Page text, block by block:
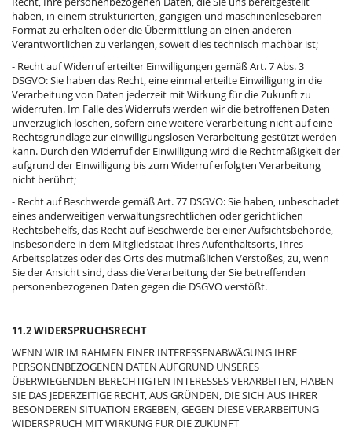
haben, in einem strukturierten, gängigen und maschinenlesebaren
Format zu erhalten oder die Übermittlung an einen anderen
Verantwortlichen zu verlangen, soweit dies technisch machbar ist;
- Recht auf Widerruf erteilter Einwilligungen gemäß Art. 7 Abs. 3
DSGVO: Sie haben das Recht, eine einmal erteilte Einwilligung in die
Verarbeitung von Daten jederzeit mit Wirkung für die Zukunft zu
widerrufen. Im Falle des Widerrufs werden wir die betroffenen Daten
unverzüglich löschen, sofern eine weitere Verarbeitung nicht auf eine
Rechtsgrundlage zur einwilligungslosen Verarbeitung gestützt werden
kann. Durch den Widerruf der Einwilligung wird die Rechtmäßigkeit der
aufgrund der Einwilligung bis zum Widerruf erfolgten Verarbeitung
nicht berührt;
- Recht auf Beschwerde gemäß Art. 77 DSGVO: Sie haben, unbeschadet
eines anderweitigen verwaltungsrechtlichen oder gerichtlichen
Rechtsbehelfs, das Recht auf Beschwerde bei einer Aufsichtsbehörde,
insbesondere in dem Mitgliedstaat Ihres Aufenthaltsorts, Ihres
Arbeitsplatzes oder des Orts des mutmaßlichen Verstoßes, zu, wenn
Sie der Ansicht sind, dass die Verarbeitung der Sie betreffenden
personenbezogenen Daten gegen die DSGVO verstößt.
11.2 WIDERSPRUCHSRECHT
WENN WIR IM RAHMEN EINER INTERESSENABWÄGUNG IHRE
PERSONENBEZOGENEN DATEN AUFGRUND UNSERES
ÜBERWIEGENDEN BERECHTIGTEN INTERESSES VERARBEITEN, HABEN
SIE DAS JEDERZEITIGE RECHT, AUS GRÜNDEN, DIE SICH AUS IHRER
BESONDEREN SITUATION ERGEBEN, GEGEN DIESE VERARBEITUNG
WIDERSPRUCH MIT WIRKUNG FÜR DIE ZUKUNFT